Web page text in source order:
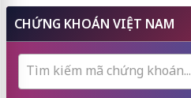
CHỨNG KHOÁN VIỆT NAM
Tìm kiếm mã chứng khoán...